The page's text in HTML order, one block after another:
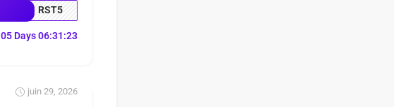
RST5
05 Days 06:31:22
juin 29, 2026